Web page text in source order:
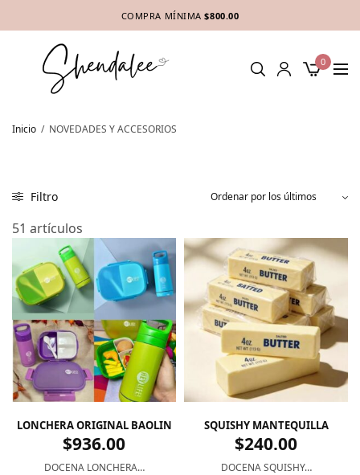
COMPRA MÍNIMA $800.00
0
Inicio / NOVEDADES Y ACCESORIOS
Filtro
51 artículos
LONCHERA ORIGINAL BAOLIN
$936.00
DOCENA LONCHERA…
SQUISHY MANTEQUILLA
$240.00
DOCENA SQUISHY…